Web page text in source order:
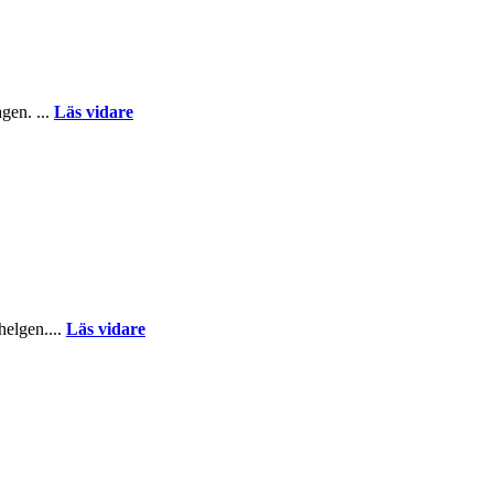
... Läs vidare
Läs vidare